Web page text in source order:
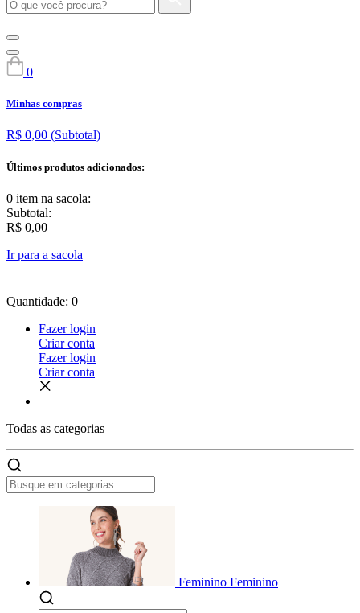
0
Minhas compras
R$ 0,00 (Subtotal)
Últimos produtos adicionados:
0 item na sacola:
Subtotal:
R$ 0,00
Ir para a sacola
Quantidade: 0
Fazer login
Criar conta
Fazer login
Criar conta
Todas as categorias
Feminino Feminino